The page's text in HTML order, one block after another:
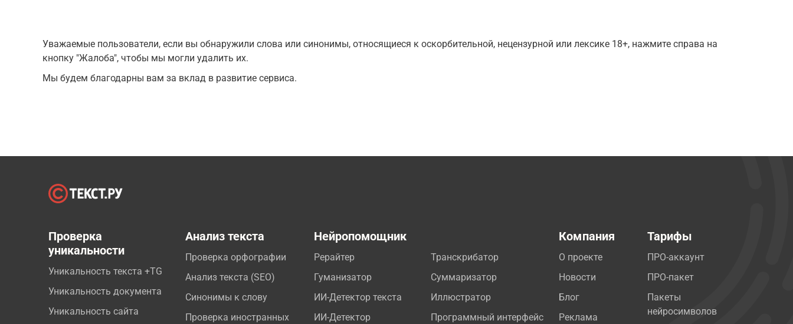
Уважаемые пользователи, если вы обнаружили слова или синонимы, относящиеся к оскорбительной, нецензурной или лексике 18+, нажмите справа на
кнопку "Жалоба", чтобы мы могли удалить их.
Мы будем благодарны вам за вклад в развитие сервиса.
Проверка
уникальности
Уникальность текста +TG
Уникальность документа
Уникальность сайта
Анализ текста
Проверка орфографии
Анализ текста (SEO)
Синонимы к слову
Проверка иностранных
Нейропомощник
Рерайтер
Гуманизатор
ИИ-Детектор текста
ИИ-Детектор
Транскрибатор
Суммаризатор
Иллюстратор
Программный интерфейс
Компания
О проекте
Новости
Блог
Реклама
Тарифы
ПРО-аккаунт
ПРО-пакет
Пакеты
нейросимволов